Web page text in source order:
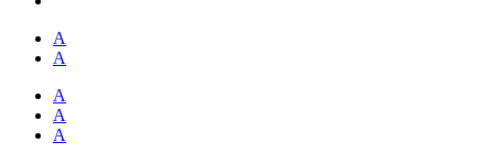
А
А
А
А
А